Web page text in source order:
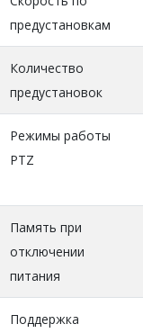
предустановкам
Количество
предустановок
Режимы работы
PTZ
Память при
отключении
питания
Поддержка